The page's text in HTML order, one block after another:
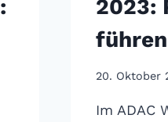
2023:
20. Oktober
Im ADAC